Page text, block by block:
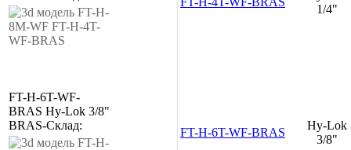
1/4"
FT-H-6T-WF-
BRAS Hy-Lok 3/8"
BRAS-Склад:
FT-H-6T-WF-BRAS
Hy-Lok
3/8"